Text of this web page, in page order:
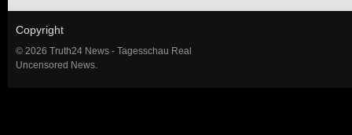
Copyright
© 2026 Truth24 News - Tagesschau Real
Uncensored News.